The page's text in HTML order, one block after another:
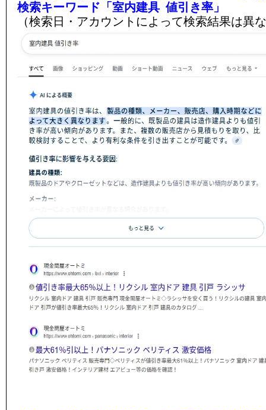
検索キーワード「室内建具 値引き率」
（検索日・アカウントによって検索結果は異